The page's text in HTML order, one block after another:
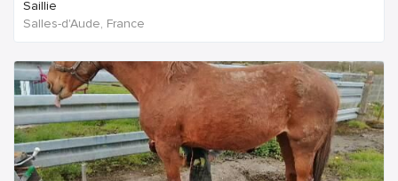
Saillie
Salles-d'Aude, France